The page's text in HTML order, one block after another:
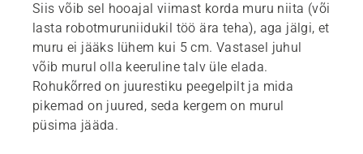
Siis võib sel hooajal viimast korda muru niita (või
lasta robotmuruniidukil töö ära teha), aga jälgi, et
muru ei jääks lühem kui 5 cm. Vastasel juhul
võib murul olla keeruline talv üle elada.
Rohukõrred on juurestiku peegelpilt ja mida
pikemad on juured, seda kergem on murul
püsima jääda.